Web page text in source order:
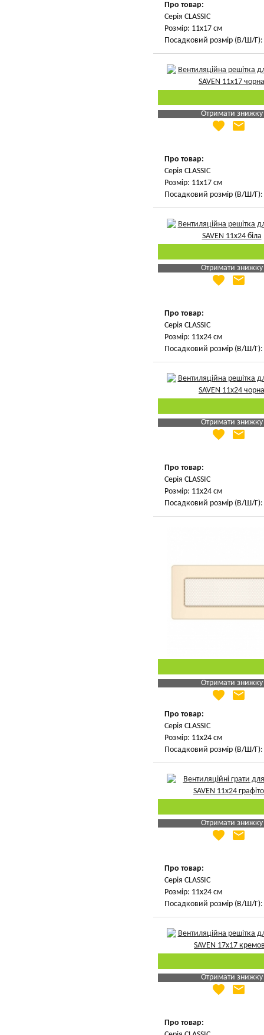
Про товар:
Серія CLASSIC
Розмір: 11х17 см
Посадковий розмір (В/Ш/Г):
Отримати знижку
Яка Ваша ціна
favorite email
Про товар:
Серія CLASSIC
Розмір: 11х17 см
Посадковий розмір (В/Ш/Г):
Отримати знижку
Яка Ваша ціна
favorite email
Про товар:
Серія CLASSIC
Розмір: 11х24 см
Посадковий розмір (В/Ш/Г):
Отримати знижку
Яка Ваша ціна
favorite email
Про товар:
Серія CLASSIC
Розмір: 11х24 см
Посадковий розмір (В/Ш/Г):
Отримати знижку
Яка Ваша ціна
Вказати мою ціну
favorite email
Про товар:
Серія CLASSIC
Розмір: 11х24 см
Посадковий розмір (В/Ш/Г):
Отримати знижку
Яка Ваша ціна
favorite email
Про товар:
Серія CLASSIC
Розмір: 11х24 см
Посадковий розмір (В/Ш/Г):
Отримати знижку
Яка Ваша ціна
favorite email
Про товар: